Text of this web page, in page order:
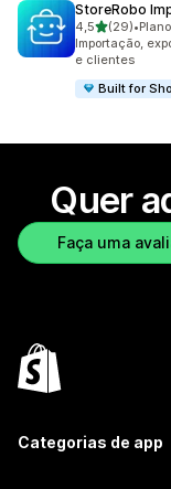
StoreRobo
4,5de 5 estrelas
(29)
29 avaliações
•
Importação,
e clientes
Built for
Quer
Faça uma
Categorias de app